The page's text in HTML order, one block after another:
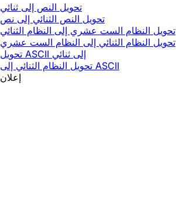
تحويل النص إلى ثنائي
تحويل النص الثنائي إلى نص
تحويل النظام الست عشري إلى النظام الثنائي
تحويل النظام الثنائي إلى النظام الست عشري
تحويل ASCII إلى ثنائي
تحويل النظام الثنائي إلى ASCII
إعلان